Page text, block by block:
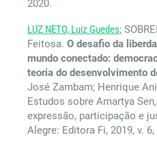
2020.
LUZ NETO, Luiz Guedes;
Feitosa. O desafio da
mundo conectado:
teoria do desenvolvimento
José Zambam; Henrique
Estudos sobre Amartya
expressão, participação e
Alegre: Editora Fi, 2019, v. 6,